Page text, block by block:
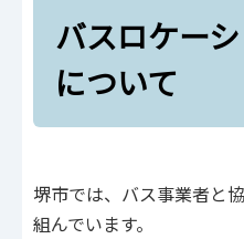
バスロケーショ
バスロケー
について
堺市では、バス事業者と
組んでいます。